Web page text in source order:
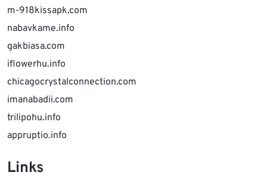
m-918kissapk.com
nabavkame.info
gakbiasa.com
iflowerhu.info
chicagocrystalconnection.com
imanabadii.com
trilipohu.info
appruptio.info
Links